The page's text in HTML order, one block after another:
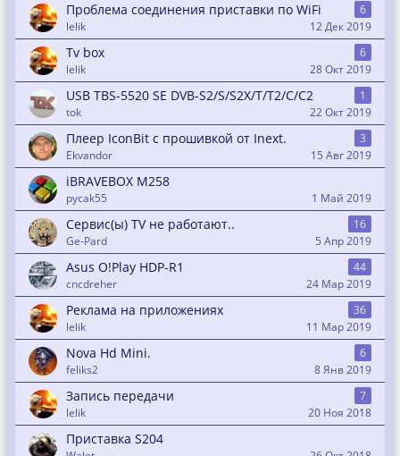
Проблема соединения приставки по WiFi
6
lelik
12 Дек 2019
Tv box
6
lelik
28 Окт 2019
USB TBS-5520 SE DVB-S2/S/S2X/T/T2/C/C2
1
tok
22 Окт 2019
Плеер IconBit с прошивкой от Inext.
3
Ekvandor
15 Авг 2019
iBRAVEBOX M258
pycak55 1 Май 2019
Сервис(ы) TV не работают..
16
Ge-Pard
5 Апр 2019
Asus O!Play HDP-R1
44
cncdreher
24 Мар 2019
Реклама на приложениях
36
lelik
11 Мар 2019
Nova Hd Mini.
6
feliks2
8 Янв 2019
Запись передачи
7
lelik
20 Ноя 2018
Приставка S204